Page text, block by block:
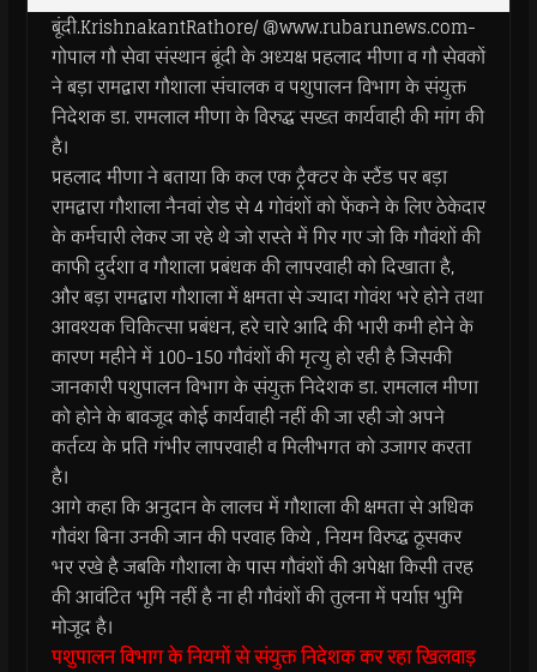
बूंदी.KrishnakantRathore/ @www.rubarunews.com-
गोपाल गौ सेवा संस्थान बूंदी के अध्यक्ष प्रहलाद मीणा व गौ सेवकों
ने बड़ा रामद्वारा गौशाला संचालक व पशुपालन विभाग के संयुक्त
निदेशक डा. रामलाल मीणा के विरुद्ध सख्त कार्यवाही की मांग की
है।
प्रहलाद मीणा ने बताया कि कल एक ट्रैक्टर के स्टैंड पर बड़ा
रामद्वारा गौशाला नैनवां रोड से 4 गोवंशों को फेंकने के लिए ठेकेदार
के कर्मचारी लेकर जा रहे थे जो रास्ते में गिर गए जो कि गौवंशों की
काफी दुर्दशा व गौशाला प्रबंधक की लापरवाही को दिखाता है,
और बड़ा रामद्वारा गौशाला में क्षमता से ज्यादा गोवंश भरे होने तथा
आवश्यक चिकित्सा प्रबंधन, हरे चारे आदि की भारी कमी होने के
कारण महीने में 100-150 गौवंशों की मृत्यु हो रही है जिसकी
जानकारी पशुपालन विभाग के संयुक्त निदेशक डा. रामलाल मीणा
को होने के बावजूद कोई कार्यवाही नहीं की जा रही जो अपने
कर्तव्य के प्रति गंभीर लापरवाही व मिलीभगत को उजागर करता
है।
आगे कहा कि अनुदान के लालच में गौशाला की क्षमता से अधिक
गौवंश बिना उनकी जान की परवाह किये , नियम विरुद्ध ठूसकर
भर रखे है जबकि गौशाला के पास गौवंशों की अपेक्षा किसी तरह
की आवंटित भूमि नहीं है ना ही गौवंशों की तुलना में पर्याप्त भुमि
मोजूद है।
पशुपालन विभाग के नियमों से संयुक्त निदेशक कर रहा खिलवाड़